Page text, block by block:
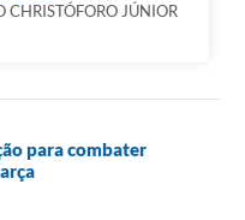
CHRISTÓFORO JÚNIOR
para combater